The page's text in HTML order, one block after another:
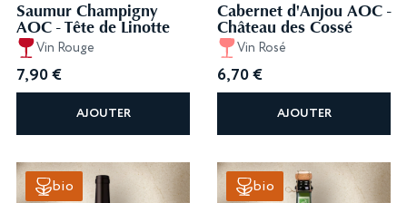
Saumur Champigny
AOC - Tête de Linotte
Vin Rouge
7,90€
AJOUTER
Cabernet d'Anjou AOC -
Château des Cossé
Vin Rosé
6,70€
AJOUTER
bio bio